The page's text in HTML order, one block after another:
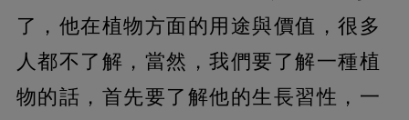
了，他在植物方面的用途與價值，很多
人都不了解，當然，我們要了解一種植
物的話，首先要了解他的生長習性，一